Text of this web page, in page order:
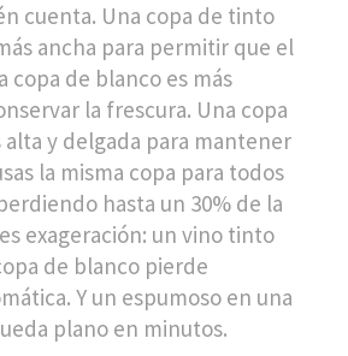
cuenta. Una copa de tinto
ancha para permitir que el
copa de blanco es más
la frescura. Una copa
alta y delgada para mantener
la misma copa para todos
hasta un 30% de la
exageración: un vino tinto
de blanco pierde
Y un espumoso en una
plano en minutos.